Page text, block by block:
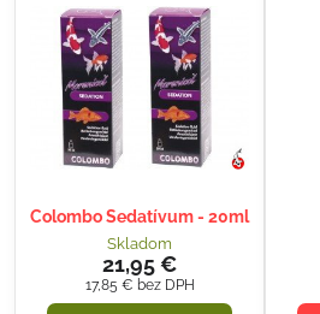
Colombo Sedatívum - 20ml
Skladom
21,95 €
17,85 € bez DPH